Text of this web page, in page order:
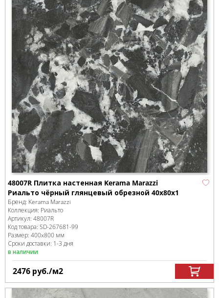
48007R Плитка настенная Kerama Marazzi
Риальто чёрный глянцевый обрезной 40x80x1
Бренд: Kerama Marazzi
Коллекция: Риальто
Артикул: 48007R
Код товара: SD-267681-99
Размер: 400x800 мм
Сроки доставки: 1-3 дня
в наличии
2476 руб./м2